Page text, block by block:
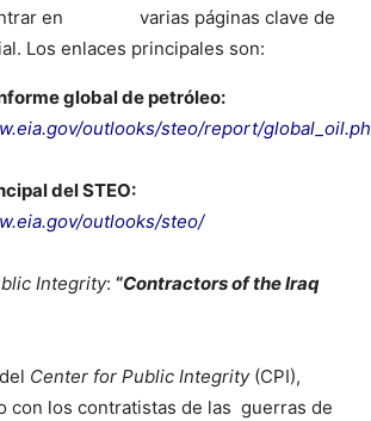
en varias páginas clave de
Los enlaces principales son:
global de petróleo:
outlooks/steo/report/
del STEO:
outlooks/steo/
Integrity: “Contractors of the Iraq
Center for Public Integrity(CPI),
con los contratistas de las guerras de